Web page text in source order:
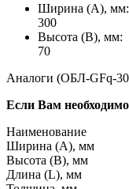
Ширина (А), мм:
300
Высота (В), мм:
70
Аналоги (ОБЛ-GFq-
Если Вам
Наименование
Ширина (А), мм
Высота (В), мм
Длина (L), мм